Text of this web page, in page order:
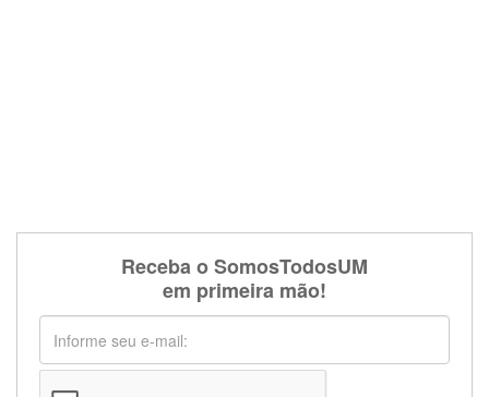
Receba o SomosTodosUM
em primeira mão!